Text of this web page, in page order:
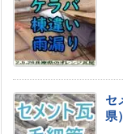
セ
県）